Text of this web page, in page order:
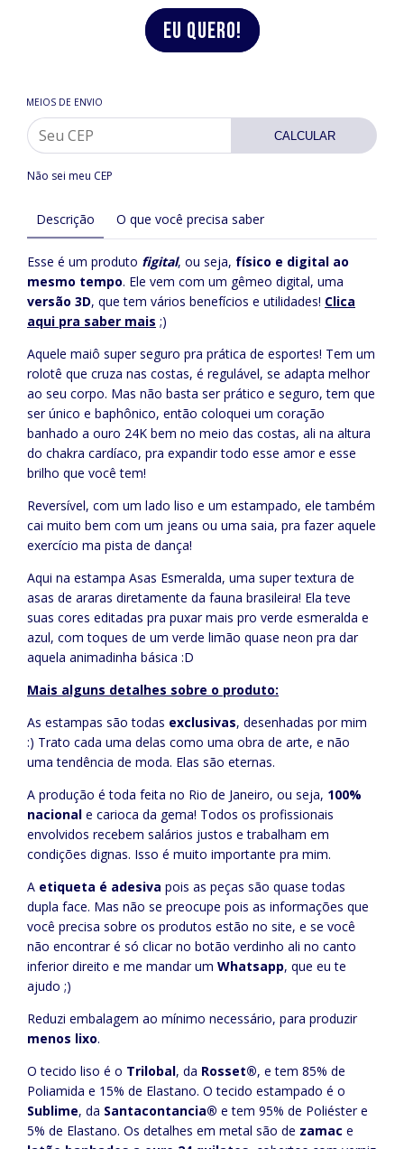
MEIOS DE ENVIO
CALCULAR
Não sei meu CEP
Descrição O que você precisa saber
Esse é um produto figital, ou seja, físico e digital ao
mesmo tempo. Ele vem com um gêmeo digital, uma
versão 3D, que tem vários benefícios e utilidades! Clica
aqui pra saber mais ;)
Aquele maiô super seguro pra prática de esportes! Tem um
rolotê que cruza nas costas, é regulável, se adapta melhor
ao seu corpo. Mas não basta ser prático e seguro, tem que
ser único e baphônico, então coloquei um coração
banhado a ouro 24K bem no meio das costas, ali na altura
do chakra cardíaco, pra expandir todo esse amor e esse
brilho que você tem!
Reversível, com um lado liso e um estampado, ele também
cai muito bem com um jeans ou uma saia, pra fazer aquele
exercício ma pista de dança!
Aqui na estampa Asas Esmeralda, uma super textura de
asas de araras diretamente da fauna brasileira! Ela teve
suas cores editadas pra puxar mais pro verde esmeralda e
azul, com toques de um verde limão quase neon pra dar
aquela animadinha básica :D
Mais alguns detalhes sobre o produto:
As estampas são todas exclusivas, desenhadas por mim
:) Trato cada uma delas como uma obra de arte, e não
uma tendência de moda. Elas são eternas.
A produção é toda feita no Rio de Janeiro, ou seja, 100%
nacional e carioca da gema! Todos os profissionais
envolvidos recebem salários justos e trabalham em
condições dignas. Isso é muito importante pra mim.
A etiqueta é adesiva pois as peças são quase todas
dupla face. Mas não se preocupe pois as informações que
você precisa sobre os produtos estão no site, e se você
não encontrar é só clicar no botão verdinho ali no canto
inferior direito e me mandar um Whatsapp, que eu te
ajudo ;)
Reduzi embalagem ao mínimo necessário, para produzir
menos lixo.
O tecido liso é o Trilobal, da Rosset®, e tem 85% de
Poliamida e 15% de Elastano. O tecido estampado é o
Sublime, da Santacontancia® e tem 95% de Poliéster e
5% de Elastano. Os detalhes em metal são de zamac e